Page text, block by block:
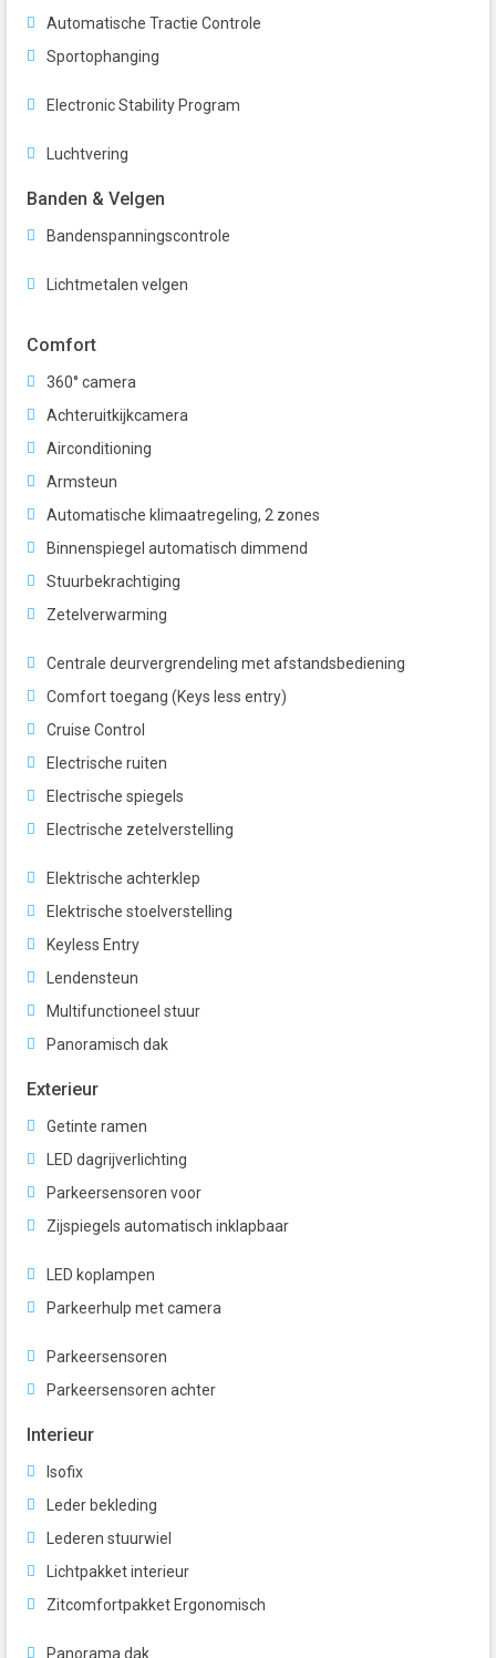
Automatische Tractie Controle
Sportophanging
Electronic Stability Program
Luchtvering
Banden & Velgen
Bandenspanningscontrole
Lichtmetalen velgen
Comfort
360° camera
Achteruitkijkcamera
Airconditioning
Armsteun
Automatische klimaatregeling, 2 zones
Binnenspiegel automatisch dimmend
Stuurbekrachtiging
Zetelverwarming
Centrale deurvergrendeling met afstandsbediening
Comfort toegang (Keys less entry)
Cruise Control
Electrische ruiten
Electrische spiegels
Electrische zetelverstelling
Elektrische achterklep
Elektrische stoelverstelling
Keyless Entry
Lendensteun
Multifunctioneel stuur
Panoramisch dak
Exterieur
Getinte ramen
LED dagrijverlichting
Parkeersensoren voor
Zijspiegels automatisch inklapbaar
LED koplampen
Parkeerhulp met camera
Parkeersensoren
Parkeersensoren achter
Interieur
Isofix
Leder bekleding
Lederen stuurwiel
Lichtpakket interieur
Zitcomfortpakket Ergonomisch
Panorama dak